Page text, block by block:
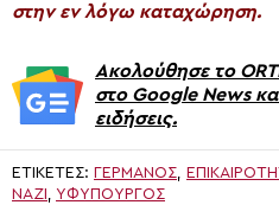
στην εν λόγω καταχώρηση.
Ακολούθησε το
στο Google News
ειδήσεις.
ΕΤΙΚΈΤΕΣ: ΓΕΡΜΑΝΟΣ,
ΝΑΖΊ , ΥΦΥΠΟΥΡΓΌΣ